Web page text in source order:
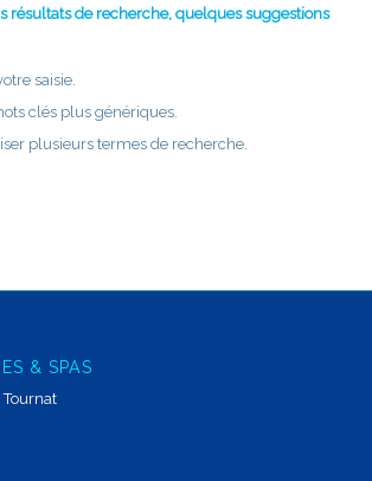
résultats de recherche, quelques suggestions
saisie.
clés plus génériques.
plusieurs termes de recherche.
& SPAS
Tournat